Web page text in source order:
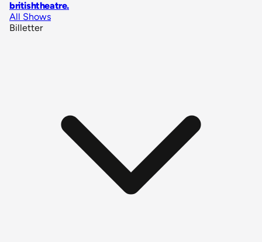
britishtheatre.
All Shows
Billetter